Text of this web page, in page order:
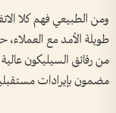
ومن الطبيعي فهم كلا
طويلة الأمد مع
من رقائق السيليكون
مضمون بإيرادات